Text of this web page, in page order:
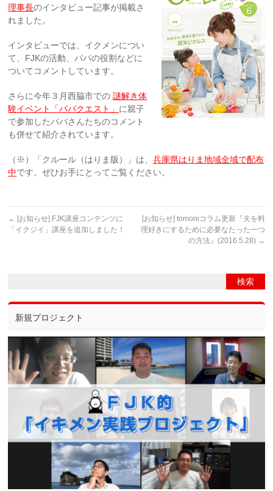
理事長のインタビュー記事が掲載さ
れました。
インタビューでは、イクメンについ
て、FJKの活動、パパの役割などに
ついてコメントしています。
さらに今年３月西脇市での謎解き体
験イベント「パパクエスト」 に親子
で参加したパパさんたちのコメント
も併せて紹介されています。
（※）「クルール（はりま版）」は、兵庫県はりま地域全域で配布
中です。ぜひお手にとってご覧ください。
← [お知らせ] FJK講座コンテンツに
「イクジイ」講座を追加しました！
[お知らせ] tomoniコラム更新『夫を料
理好きにするために必要なたった一つ
の方法』(2016.5.28) →
新規プロジェクト